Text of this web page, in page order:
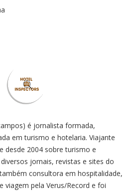
é jornalista formada,
em turismo e hotelaria. Viajante
desde 2004 sobre turismo e
jornais, revistas e sites do
consultora em hospitalidade,
viagem pela Verus/Record e foi